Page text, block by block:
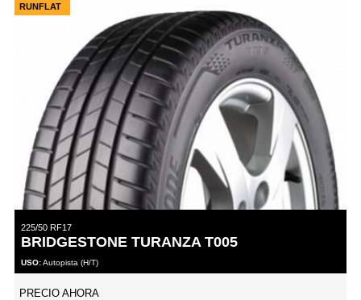
RUNFLAT
225/50 RF17
BRIDGESTONE TURANZA T005
USO:Autopista (H/T)
PRECIO AHORA